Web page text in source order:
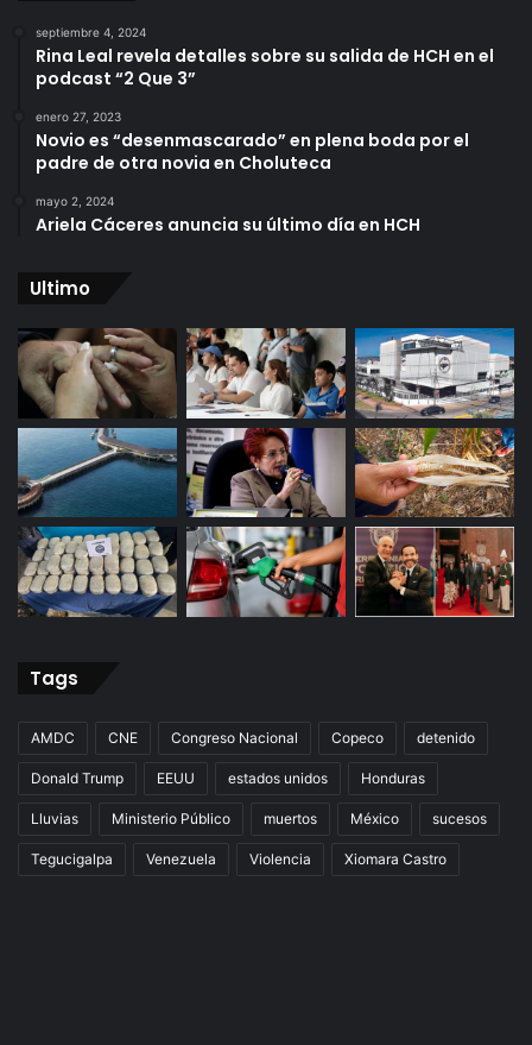
septiembre 4, 2024
Rina Leal revela detalles sobre su salida de HCH en el
podcast “2 Que 3”
enero 27, 2023
Novio es “desenmascarado” en plena boda por el
padre de otra novia en Choluteca
mayo 2, 2024
Ariela Cáceres anuncia su último día en HCH
Ultimo
Tags
AMDC CNE Congreso Nacional Copeco detenido
Donald Trump EEUU estados unidos Honduras
Lluvias Ministerio Público muertos México sucesos
Tegucigalpa Venezuela Violencia Xiomara Castro